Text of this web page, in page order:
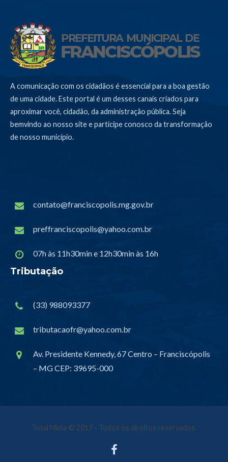
A comunicação com os cidadãos é essencial para a boa gestão
de uma cidade. Este portal é um desses canais criados para
aproximar você, cidadão, da administração pública. Seja
bemvindo ao nosso site e participe conosco da transformação
de nosso município.
contato@franciscopolis.mg.gov.br
preffranciscopolis@yahoo.com.br
07h às 11h30min e 12h30min às 16h
Tributação
(33) 988093377
tributacaofr@yahoo.com.br
Av. Presidente Kennedy, 67 Centro – Franciscópolis
– MG CEP: 39695-000
Total Mídia © 2017 - Todos os direitos reservados.